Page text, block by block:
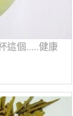
這個.....健康